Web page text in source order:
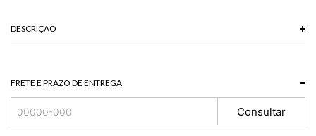
DESCRIÇÃO
94% POLIESTER + 6% ELASTANO
FRETE E PRAZO DE ENTREGA
Consultar